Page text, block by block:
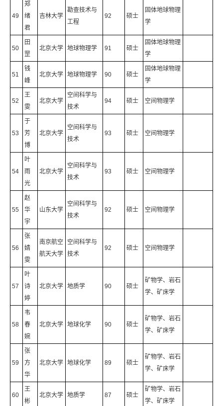
49
郑
绪
君
吉林大学
勘查技术与
工程
92 硕士
固体地球物理
学
50
田
罡
北京大学 地球物理学 91 硕士
固体地球物理
学
51
钱
峰
北京大学 地球物理学 90 硕士
固体地球物理
学
52
王
雯
北京大学
空间科学与
技术
94 硕士 空间物理学
53
于
芳
博
北京大学
空间科学与
技术
93 硕士 空间物理学
54
叶
雨
光
北京大学
空间科学与
技术
93 硕士 空间物理学
55
赵
华
宇
山东大学
空间科学与
技术
92 硕士 空间物理学
56
张
婧
雯
南京航空
航天大学
空间科学与
技术
92 硕士 空间物理学
57
叶
诗
婷
北京大学 地质学 90 硕士
矿物学、岩石
学、矿床学
58
韦
春
婉
北京大学 地球化学 90 硕士
矿物学、岩石
学、矿床学
59
张
方
华
北京大学 地球化学 89 硕士
矿物学、岩石
学、矿床学
60
王
彬
北京大学 地质学 87 硕士
矿物学、岩石
学、矿床学